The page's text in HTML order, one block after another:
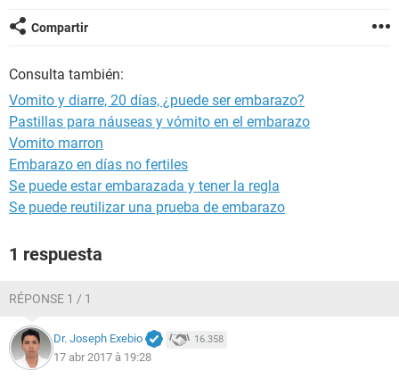
Compartir
Consulta también:
Vomito y diarre, 20 días, ¿puede ser embarazo?
Pastillas para náuseas y vómito en el embarazo
Vomito marron
Embarazo en días no fertiles
Se puede estar embarazada y tener la regla
Se puede reutilizar una prueba de embarazo
1 respuesta
RÉPONSE 1 / 1
Dr. Joseph Exebio 16.358
17 abr 2017 à 19:28